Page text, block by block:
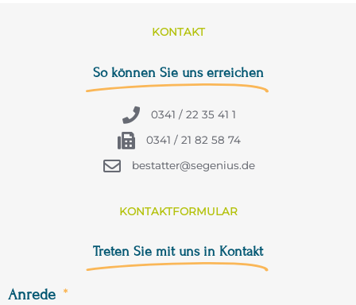
KONTAKT
So können Sie uns erreichen
0341 / 22 35 41 1
0341 / 21 82 58 74
bestatter@segenius.de
KONTAKTFORMULAR
Treten Sie mit uns in Kontakt
Anrede